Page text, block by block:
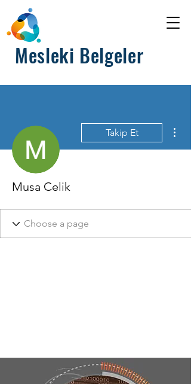
Mesleki Belgeler
Takip Et
Musa Celik